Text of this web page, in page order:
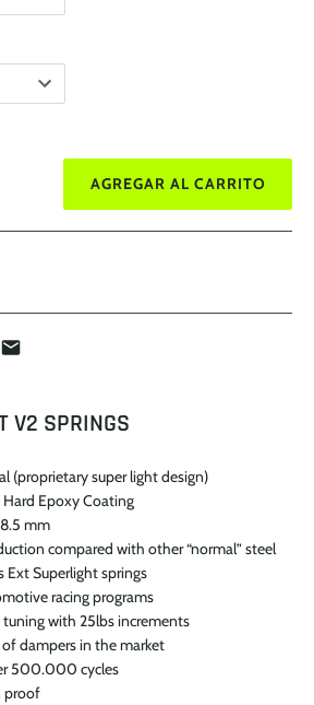
AGREGAR AL CARRITO
V2 SPRINGS
(proprietary super light design)
Epoxy Coating
mm
compared with other “normal” steel
Ext Superlight springs
racing programs
with 25lbs increments
dampers in the market
500.000 cycles
proof